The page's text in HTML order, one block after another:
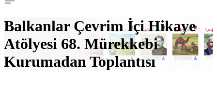
Balkanlar Çevrim İçi Hikaye
Atölyesi 68. Mürekkebi
Kurumadan Toplantısı